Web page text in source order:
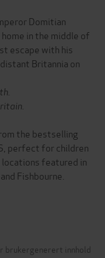
Domitian
in the middle of
escape with his
Britannia on
the bestselling
perfect for children
featured in
Fishbourne.
brukergenerert innhold